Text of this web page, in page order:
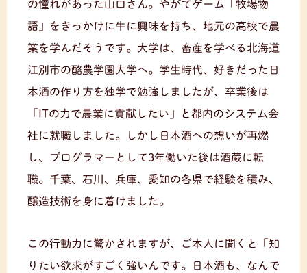
の憧れがあった山口さん。やがてゲーム「牧場物
語」をきっかけに牛に興味を持ち、地元の高校で農
業を学んだそうです。大学は、畜産を学べる北海道
江別市の酪農学園大学へ。学生時代、好きだった日
本酒の作り方を独学で勉強しましたが、卒業後は
「ITの力で農業に貢献したい」と都内のシステム会
社に就職しました。しかし日本酒への想いが再燃
し、プログラマーとして3年働いた後は酒蔵に転
職。千葉、石川、兵庫、愛知の各県で経験を積み、
醸造技術を身に着けました。
この行動力に驚かされますが、ご本人に聞くと「知
りたい欲求がすごく強いんです。日本酒も、なんで